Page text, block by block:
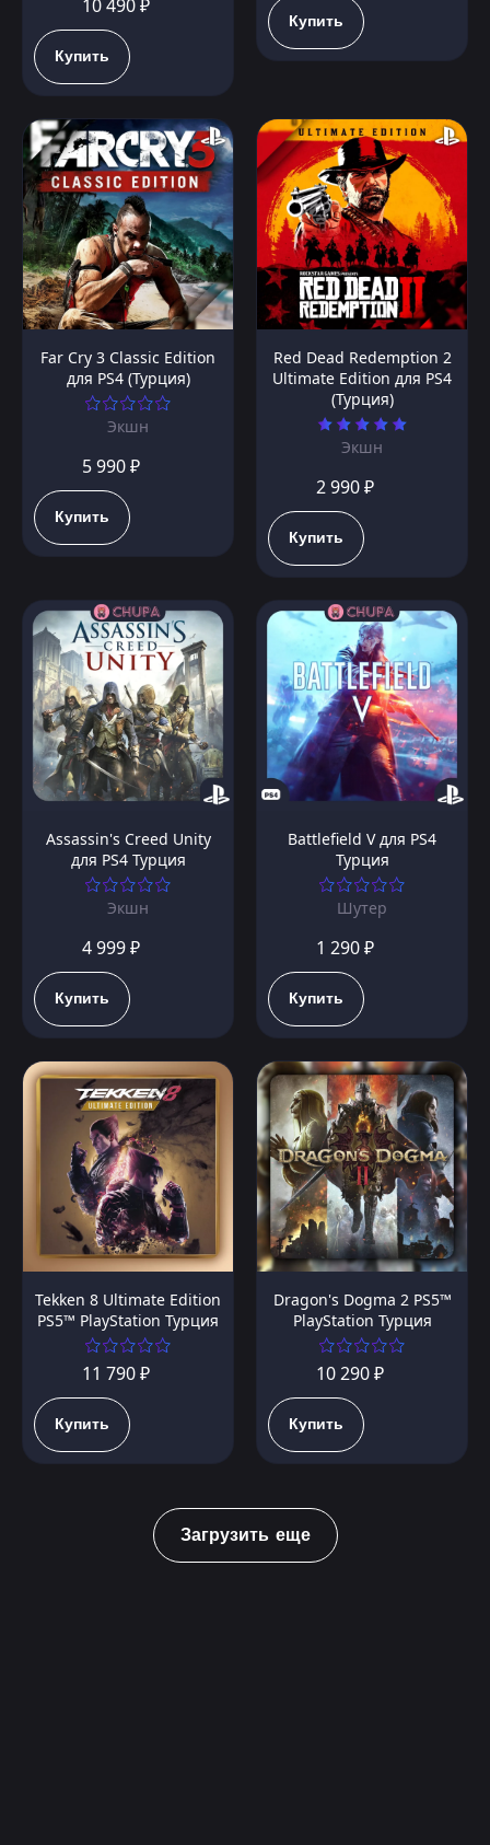
10 490 ₽
Купить
Купить
Far Cry 3 Classic Edition
для PS4 (Турция)
Экшн
5 990 ₽
Купить
Red Dead Redemption 2
Ultimate Edition для PS4
(Турция)
Экшн
2 990 ₽
Купить
Assassin's Creed Unity
для PS4 Турция
Экшн
4 999 ₽
Купить
Battlefield V для PS4
Турция
Шутер
1 290 ₽
Купить
Tekken 8 Ultimate Edition
PS5™ PlayStation Турция
11 790 ₽
Купить
Dragon's Dogma 2 PS5™
PlayStation Турция
10 290 ₽
Купить
Загрузить еще